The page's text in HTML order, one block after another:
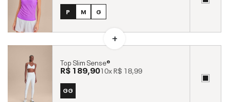
P M G
Top Slim Sense®
R$ 189,9010xR$ 18,99
GG